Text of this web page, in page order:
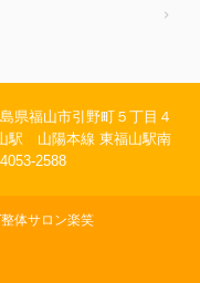
県福山市引野町５丁目４
駅 山陽本線 東福山駅南
2588
体サロン楽笑